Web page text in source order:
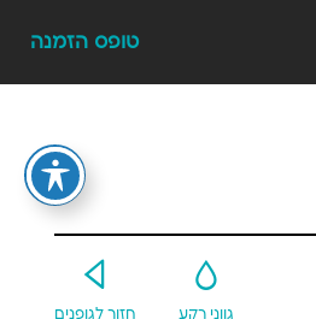
טופס הזמנה
Y
חזור לגופנים
G
גווני רקע